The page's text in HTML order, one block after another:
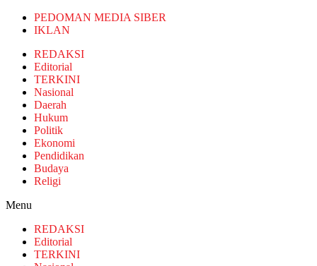
PEDOMAN MEDIA SIBER
IKLAN
REDAKSI
Editorial
TERKINI
Nasional
Daerah
Hukum
Politik
Ekonomi
Pendidikan
Budaya
Religi
Menu
REDAKSI
Editorial
TERKINI